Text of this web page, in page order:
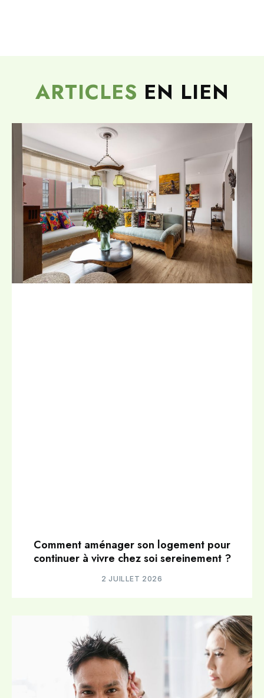
ARTICLES EN LIEN
Comment aménager son logement pour
continuer à vivre chez soi sereinement ?
2 JUILLET 2026